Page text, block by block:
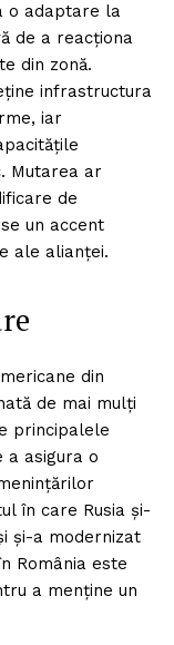
o adaptare la
de a reacționa
din zonă.
infrastructura
iar
Mutarea ar
de
un accent
ale alianței.
din
de mai mulți
principalele
a asigura o
în care Rusia și-
și-a modernizat
România este
a menține un